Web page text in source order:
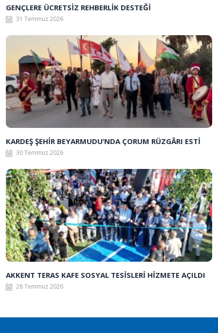
GENÇLERE ÜCRETSİZ REHBERLİK DESTEĞİ
31 Temmuz 2026
KARDEŞ ŞEHİR BEYARMUDU’NDA ÇORUM RÜZGÂRI ESTİ
30 Temmuz 2026
AKKENT TERAS KAFE SOSYAL TESİSLERİ HİZMETE AÇILDI
28 Temmuz 2026